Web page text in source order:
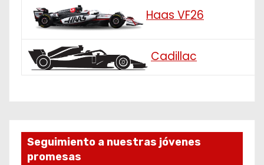
Haas VF26
Cadillac
Seguimiento a nuestras jóvenes
promesas